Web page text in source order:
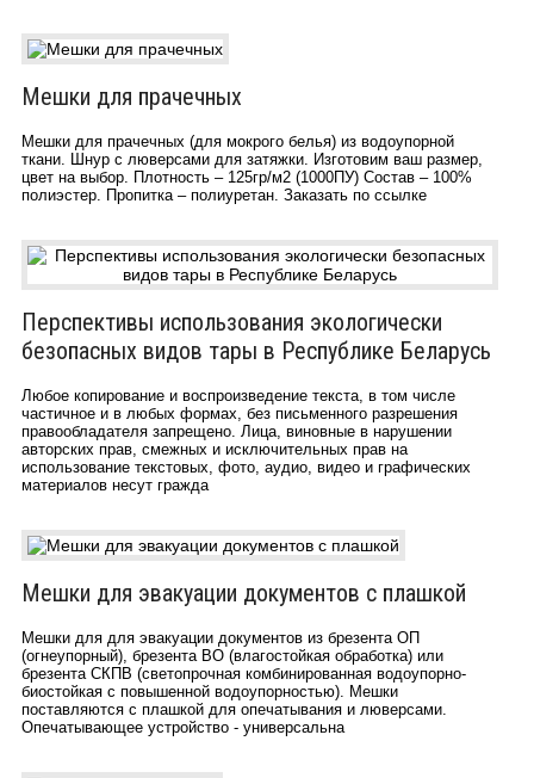
Мешки для прачечных
Мешки для прачечных (для мокрого белья) из водоупорной
ткани. Шнур с люверсами для затяжки. Изготовим ваш размер,
цвет на выбор. Плотность – 125гр/м2 (1000ПУ) Состав – 100%
полиэстер. Пропитка – полиуретан. Заказать по ссылке
Перспективы использования экологически
безопасных видов тары в Республике Беларусь
Любое копирование и воспроизведение текста, в том числе
частичное и в любых формах, без письменного разрешения
правообладателя запрещено. Лица, виновные в нарушении
авторских прав, смежных и исключительных прав на
использование текстовых, фото, аудио, видео и графических
материалов несут гражда
Мешки для эвакуации документов с плашкой
Мешки для для эвакуации документов из брезента ОП
(огнеупорный), брезента ВО (влагостойкая обработка) или
брезента СКПВ (светопрочная комбинированная водоупорно-
биостойкая с повышенной водоупорностью). Мешки
поставляются с плашкой для опечатывания и люверсами.
Опечатывающее устройство - универсальна